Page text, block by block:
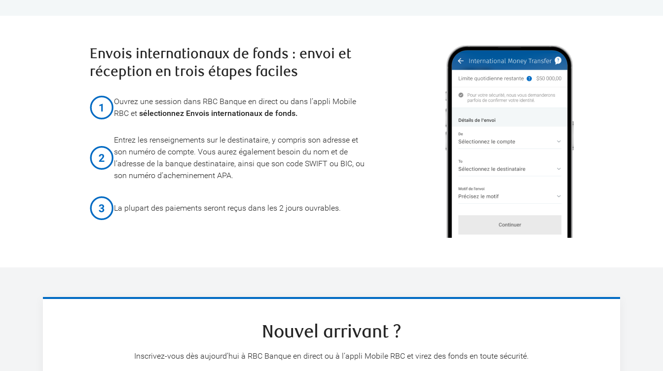
Envois internationaux de fonds : envoi et
réception en trois étapes faciles
Ouvrez une session dans RBC Banque en direct ou dans l’appli Mobile
RBC et sélectionnez Envois internationaux de fonds.
Entrez les renseignements sur le destinataire, y compris son adresse et
son numéro de compte. Vous aurez également besoin du nom et de
l’adresse de la banque destinataire, ainsi que son code SWIFT ou BIC, ou
son numéro d’acheminement APA.
La plupart des paiements seront reçus dans les 2 jours ouvrables.
Nouvel arrivant ?
Inscrivez-vous dès aujourd’hui à RBC Banque en direct ou à l’appli Mobile RBC et virez des fonds en toute sécurité.